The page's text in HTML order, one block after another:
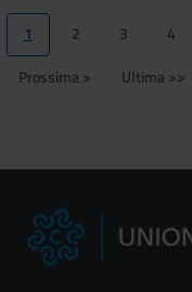
Pagina
attuale
1 Page
2 Page
3 Page
4
Pagina
Prossima > Ultima
Ultima >>